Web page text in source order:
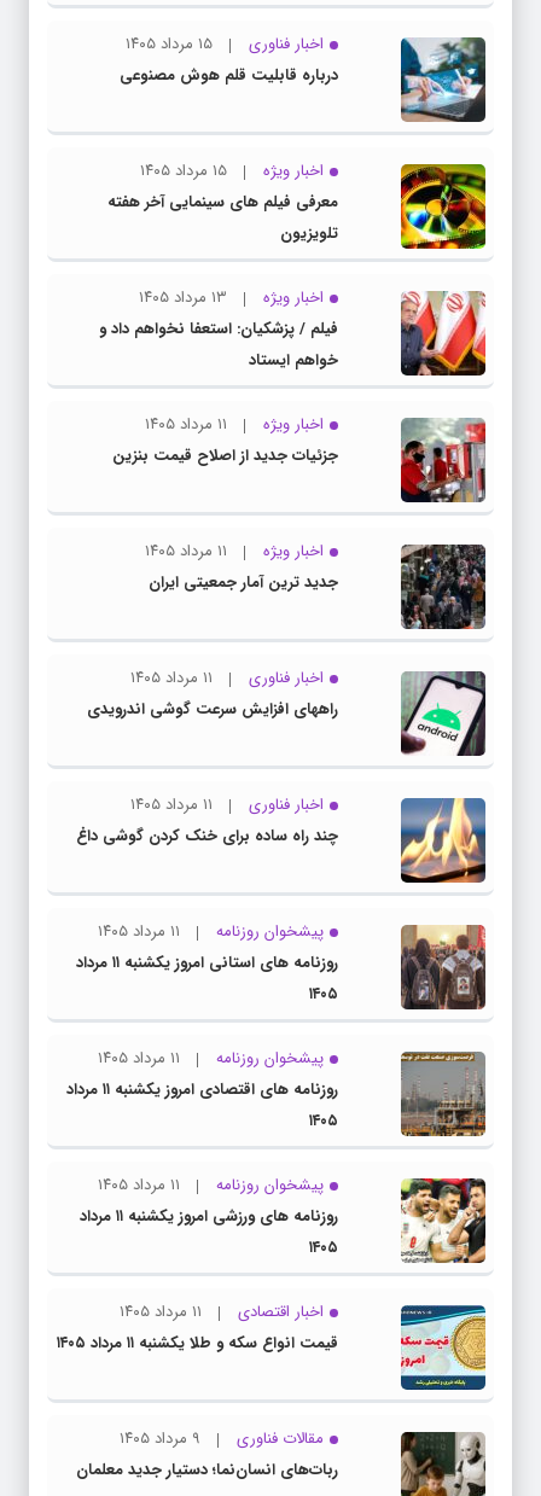
اخبار فناوری
۱۵ مرداد ۱۴۰۵
درباره قابلیت قلم هوش مصنوعی
اخبار ویژه
۱۵ مرداد ۱۴۰۵
معرفی فیلم های سینمایی آخر هفته
تلویزیون
اخبار ویژه
۱۳ مرداد ۱۴۰۵
فیلم / پزشکیان: استعفا نخواهم داد و
خواهم ایستاد
اخبار ویژه
۱۱ مرداد ۱۴۰۵
جزئیات جدید از اصلاح قیمت بنزین
اخبار ویژه
۱۱ مرداد ۱۴۰۵
جدید ترین آمار جمعیتی ایران
اخبار فناوری
۱۱ مرداد ۱۴۰۵
راههای افزایش سرعت گوشی اندرویدی
اخبار فناوری
۱۱ مرداد ۱۴۰۵
چند راه‌ ساده برای خنک کردن گوشی داغ
پیشخوان روزنامه
۱۱ مرداد ۱۴۰۵
روزنامه های استانی امروز یکشنبه ۱۱ مرداد
۱۴۰۵
پیشخوان روزنامه
۱۱ مرداد ۱۴۰۵
روزنامه های اقتصادی امروز یکشنبه ۱۱ مرداد
۱۴۰۵
پیشخوان روزنامه
۱۱ مرداد ۱۴۰۵
روزنامه های ورزشی امروز یکشنبه ۱۱ مرداد
۱۴۰۵
اخبار اقتصادی
۱۱ مرداد ۱۴۰۵
قیمت انواع سکه و طلا یکشنبه ۱۱ مرداد ۱۴۰۵
مقالات فناوری
۹ مرداد ۱۴۰۵
ربات‌های انسان‌نما؛ دستیار جدید معلمان